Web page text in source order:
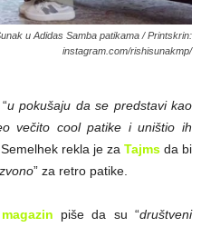
u Adidas Samba patikama / Printskrin:
instagram.com/rishisunakmp/
u pokušaju da se predstavi kao
večito cool patike i uništio ih
rekla je za Tajms da bi
” za retro patike.
piše da su “društveni